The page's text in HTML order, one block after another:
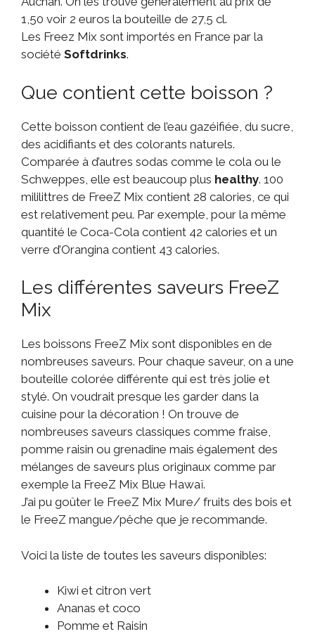
1,50 voir 2 euros la bouteille de 27,5 cl.
Les Freez Mix sont importés en France par la
société Softdrinks.
Que contient cette boisson ?
Cette boisson contient de l’eau gazéifiée, du sucre,
des acidifiants et des colorants naturels.
Comparée à d’autres sodas comme le cola ou le
Schweppes, elle est beaucoup plus healthy. 100
mililittres de FreeZ Mix contient 28 calories, ce qui
est relativement peu. Par exemple, pour la même
quantité le Coca-Cola contient 42 calories et un
verre d’Orangina contient 43 calories.
Les différentes saveurs FreeZ
Mix
Les boissons FreeZ Mix sont disponibles en de
nombreuses saveurs. Pour chaque saveur, on a une
bouteille colorée différente qui est très jolie et
stylé. On voudrait presque les garder dans la
cuisine pour la décoration ! On trouve de
nombreuses saveurs classiques comme fraise,
pomme raisin ou grenadine mais également des
mélanges de saveurs plus originaux comme par
exemple la FreeZ Mix Blue Hawaï.
J’ai pu goûter le FreeZ Mix Mure/ fruits des bois et
le FreeZ mangue/pêche que je recommande.
Voici la liste de toutes les saveurs disponibles:
Kiwi et citron vert
Ananas et coco
Pomme et Raisin